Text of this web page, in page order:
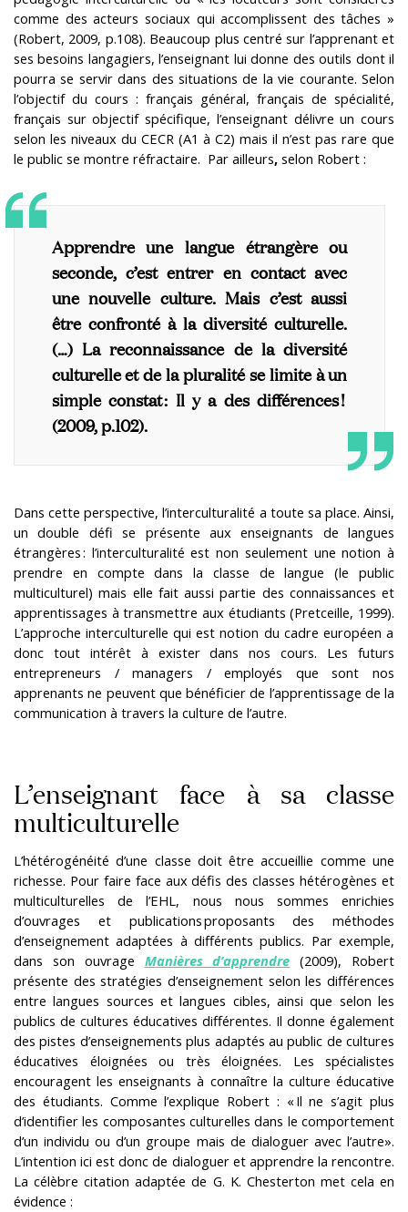
comme des acteurs sociaux qui accomplissent des tâches »
(Robert, 2009, p.108). Beaucoup plus centré sur l’apprenant et
ses besoins langagiers, l’enseignant lui donne des outils dont il
pourra se servir dans des situations de la vie courante. Selon
l’objectif du cours : français général, français de spécialité,
français sur objectif spécifique, l’enseignant délivre un cours
selon les niveaux du CECR (A1 à C2) mais il n’est pas rare que
le public se montre réfractaire. Par ailleurs, selon Robert :
Apprendre une langue étrangère ou
seconde, c’est entrer en contact avec
une nouvelle culture. Mais c’est aussi
être confronté à la diversité culturelle.
(…) La reconnaissance de la diversité
culturelle et de la pluralité se limite à un
simple constat : Il y a des différences !
(2009, p.102).
Dans cette perspective, l’interculturalité a toute sa place. Ainsi,
un double défi se présente aux enseignants de langues
étrangères : l’interculturalité est non seulement une notion à
prendre en compte dans la classe de langue (le public
multiculturel) mais elle fait aussi partie des connaissances et
apprentissages à transmettre aux étudiants (Pretceille, 1999).
L’approche interculturelle qui est notion du cadre européen a
donc tout intérêt à exister dans nos cours. Les futurs
entrepreneurs / managers / employés que sont nos
apprenants ne peuvent que bénéficier de l’apprentissage de la
communication à travers la culture de l’autre.
L’enseignant face à sa classe
multiculturelle
L’hétérogénéité d’une classe doit être accueillie comme une
richesse. Pour faire face aux défis des classes hétérogènes et
multiculturelles de l’EHL, nous nous sommes enrichies
d’ouvrages et publications proposants des méthodes
d’enseignement adaptées à différents publics. Par exemple,
dans son ouvrage Manières d’apprendre (2009), Robert
présente des stratégies d’enseignement selon les différences
entre langues sources et langues cibles, ainsi que selon les
publics de cultures éducatives différentes. Il donne également
des pistes d’enseignements plus adaptés au public de cultures
éducatives éloignées ou très éloignées. Les spécialistes
encouragent les enseignants à connaître la culture éducative
des étudiants. Comme l’explique Robert : « Il ne s’agit plus
d’identifier les composantes culturelles dans le comportement
d’un individu ou d’un groupe mais de dialoguer avec l’autre».
L’intention ici est donc de dialoguer et apprendre la rencontre.
La célèbre citation adaptée de G. K. Chesterton met cela en
évidence :